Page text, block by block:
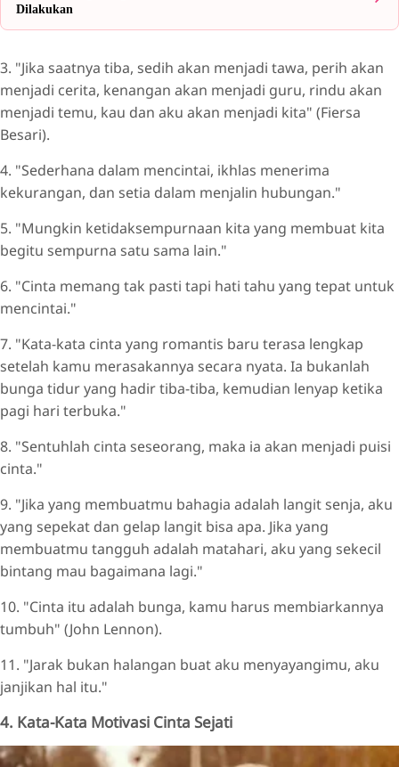
Dilakukan
3. "Jika saatnya tiba, sedih akan menjadi tawa, perih akan
menjadi cerita, kenangan akan menjadi guru, rindu akan
menjadi temu, kau dan aku akan menjadi kita" (Fiersa
Besari).
4. "Sederhana dalam mencintai, ikhlas menerima
kekurangan, dan setia dalam menjalin hubungan."
5. "Mungkin ketidaksempurnaan kita yang membuat kita
begitu sempurna satu sama lain."
6. "Cinta memang tak pasti tapi hati tahu yang tepat untuk
mencintai."
7. "Kata-kata cinta yang romantis baru terasa lengkap
setelah kamu merasakannya secara nyata. Ia bukanlah
bunga tidur yang hadir tiba-tiba, kemudian lenyap ketika
pagi hari terbuka."
8. "Sentuhlah cinta seseorang, maka ia akan menjadi puisi
cinta."
9. "Jika yang membuatmu bahagia adalah langit senja, aku
yang sepekat dan gelap langit bisa apa. Jika yang
membuatmu tangguh adalah matahari, aku yang sekecil
bintang mau bagaimana lagi."
10. "Cinta itu adalah bunga, kamu harus membiarkannya
tumbuh" (John Lennon).
11. "Jarak bukan halangan buat aku menyayangimu, aku
janjikan hal itu."
4. Kata-Kata Motivasi Cinta Sejati